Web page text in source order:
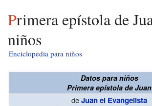
Primera epístola de Juan para
niños
Enciclopedia para niños
Datos para niños
Primera epístola de Juan
de Juan el Evangelista